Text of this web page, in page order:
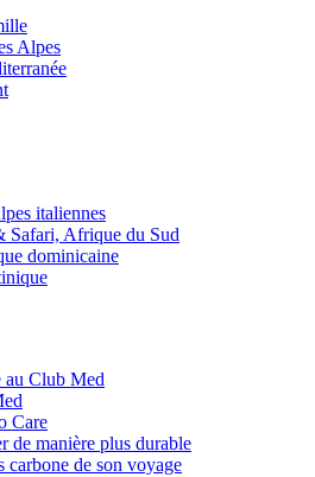
Alpes
italiennes
Safari, Afrique du Sud
dominicaine
au Club Med
Care
de manière plus durable
carbone de son voyage